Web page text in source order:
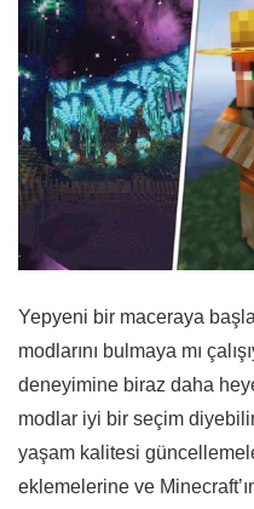
Yepyeni bir maceraya
modlarını bulmaya mı
deneyimine biraz daha
modlar iyi bir seçim
yaşam kalitesi
eklemelerine ve